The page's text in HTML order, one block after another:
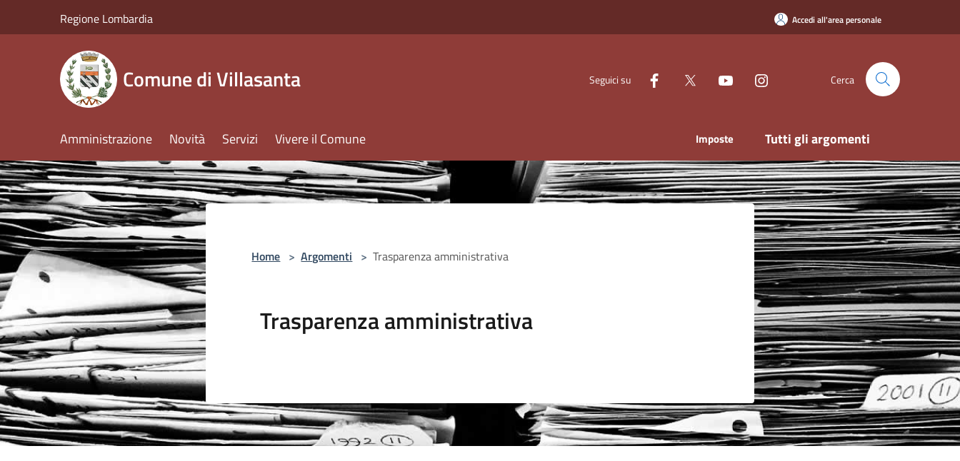
Regione Lombardia Accedi all'area personale
Comune di Villasanta Seguici su Cerca
Amministrazione Novità Servizi Vivere il Comune Imposte Tutti gli argomenti
Home > Argomenti > Trasparenza amministrativa
Trasparenza amministrativa